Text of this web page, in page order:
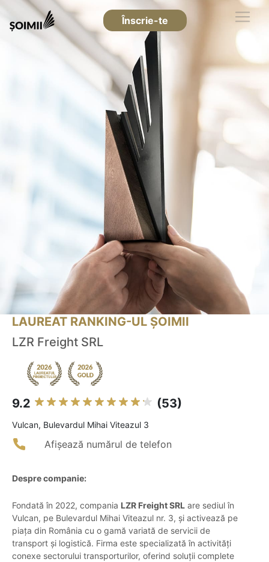
Înscrie-te
LAUREAT RANKING-UL ȘOIMII
LZR Freight SRL
9.2 (53)
Vulcan, Bulevardul Mihai Viteazul 3
Afișează numărul de telefon
Despre companie:
Fondată în 2022, compania LZR Freight SRL are sediul în
Vulcan, pe Bulevardul Mihai Viteazul nr. 3, și activează pe
piața din România cu o gamă variată de servicii de
transport și logistică. Firma este specializată în activități
conexe sectorului transporturilor, oferind soluții complete